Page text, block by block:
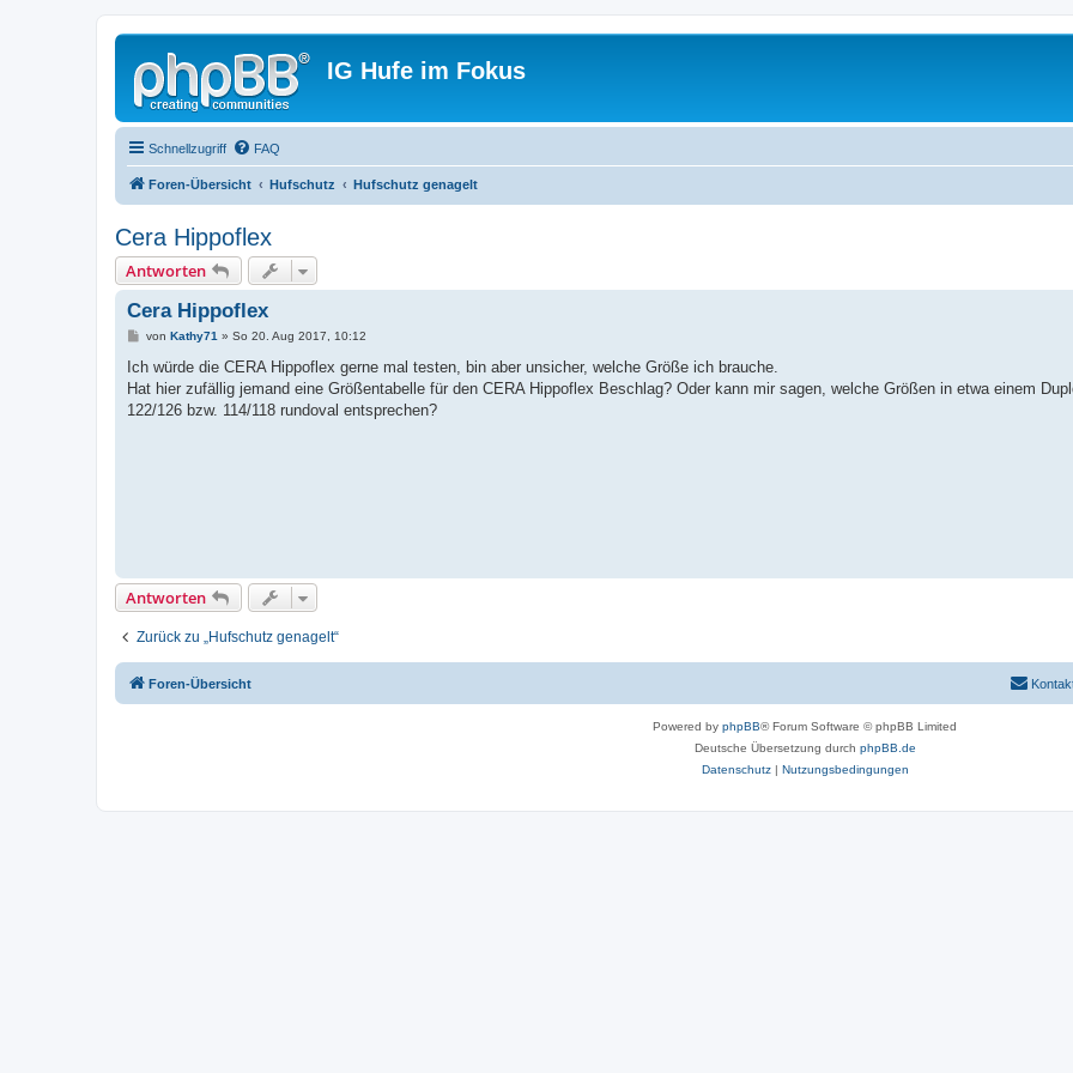
IG Hufe im Fokus
Schnellzugriff FAQ
Foren-Übersicht Hufschutz Hufschutz genagelt
Cera Hippoflex
Antworten
Cera Hippoflex
B
i
r
a
von Kathy71 » So 20. Aug 2017, 10:12
Ich würde die CERA Hippoflex gerne mal testen, bin aber unsicher, welche Größe ich brauche.
Hat hier zufällig jemand eine Größentabelle für den CERA Hippoflex Beschlag? Oder kann mir sagen, welche Größen in etwa einem
122/126 bzw. 114/118 rundoval entsprechen?
Antworten
Zurück zu „Hufschutz genagelt“
Foren-Übersicht
Powered by phpBB® Forum Software © phpBB Limited
Deutsche Übersetzung durch phpBB.de
Datenschutz| Nutzungsbedingungen